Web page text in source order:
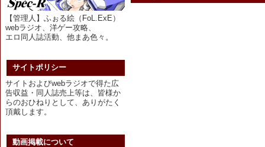
【管理人】ふぉる絵（FoL.ExE）
webラジオ、洋ゲー攻略、
エロ同人誌活動、他まあ色々。
サイトポリシー
サイトおよびwebラジオで得た広
告収益・同人誌売上等は、皆様か
らのおひねりとして、ありがたく
頂戴します。
動画掲載について